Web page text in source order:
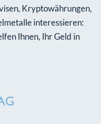
Kryptowährungen,
interessieren:
Ihnen, Ihr Geld in